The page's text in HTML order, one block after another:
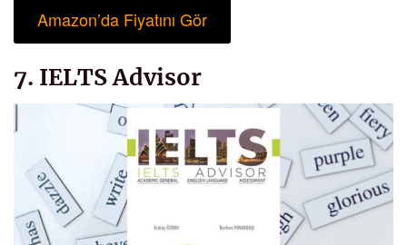
Amazon’da Fiyatını Gör
7. IELTS Advisor